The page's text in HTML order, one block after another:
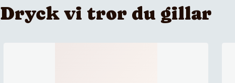
Dryck vi tror du gillar